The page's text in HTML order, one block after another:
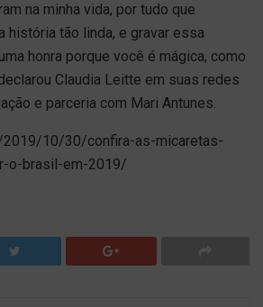
na minha vida, por tudo que
história tão linda, e gravar essa
honra porque você é mágica, como
Claudia Leitte em suas redes
e parceria com Mari Antunes.
10/30/confira-as-micaretas-
o-brasil-em-2019/